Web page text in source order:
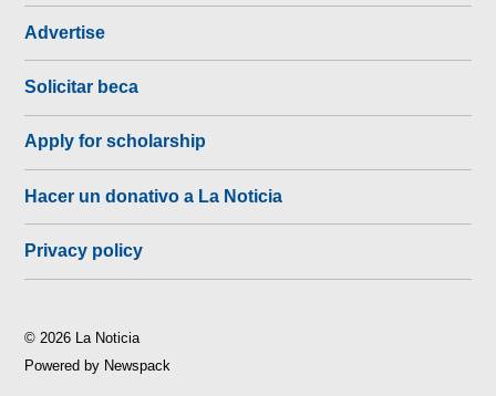
Advertise
Solicitar beca
Apply for scholarship
Hacer un donativo a La Noticia
Privacy policy
© 2026 La Noticia
Powered by Newspack